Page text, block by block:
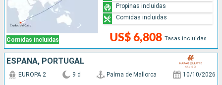
Comidas incluidas US$ 6,808 Tasas incluidas
Propinas incluidas
Comidas incluidas
ESPAÑA, PORTUGAL
EUROPA 2 9 d Palma de Mallorca 10/10/2026